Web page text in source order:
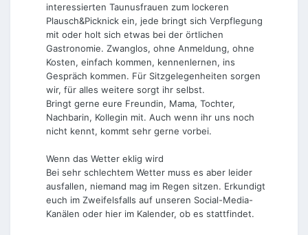
interessierten Taunusfrauen zum lockeren
Plausch&Picknick ein, jede bringt sich Verpflegung
mit oder holt sich etwas bei der örtlichen
Gastronomie. Zwanglos, ohne Anmeldung, ohne
Kosten, einfach kommen, kennenlernen, ins
Gespräch kommen. Für Sitzgelegenheiten sorgen
wir, für alles weitere sorgt ihr selbst.
Bringt gerne eure Freundin, Mama, Tochter,
Nachbarin, Kollegin mit. Auch wenn ihr uns noch
nicht kennt, kommt sehr gerne vorbei.
Wenn das Wetter eklig wird
Bei sehr schlechtem Wetter muss es aber leider
ausfallen, niemand mag im Regen sitzen. Erkundigt
euch im Zweifelsfalls auf unseren Social-Media-
Kanälen oder hier im Kalender, ob es stattfindet.